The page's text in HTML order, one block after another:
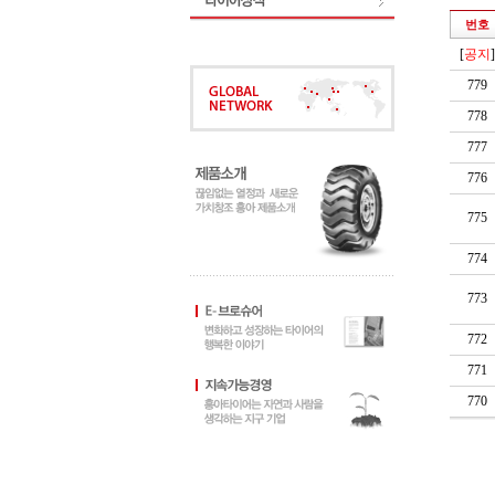
번호
[공지 ]
779
778
777
776
775
774
773
772
771
770